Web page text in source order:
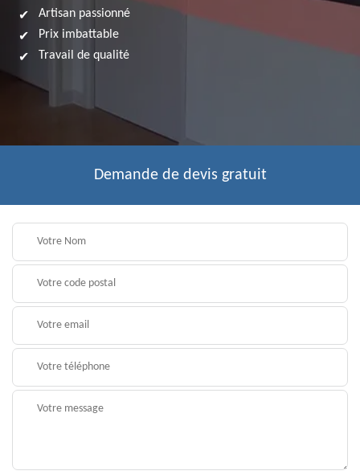
Artisan passionné
Prix imbattable
Travail de qualité
Demande de devis gratuit